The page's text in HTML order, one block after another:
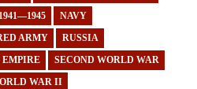
NAVY
ARMY RUSSIA
EMPIRE SECOND WORLD WAR
WAR II